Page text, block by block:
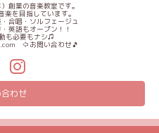
創業の音楽教室です。
楽を目指しています。
合唱・ソルフェージュ
英語もオープン！！
も必要もナシ♫
⇦お問い合わせ🎵
わせ